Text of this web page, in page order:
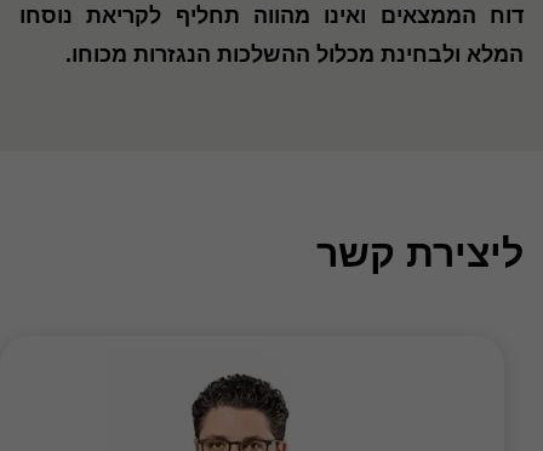
דוח הממצאים ואינו מהווה תחליף לקריאת נוסחו
המלא ולבחינת מכלול ההשלכות הנגזרות מכוחו.
ליצירת קשר